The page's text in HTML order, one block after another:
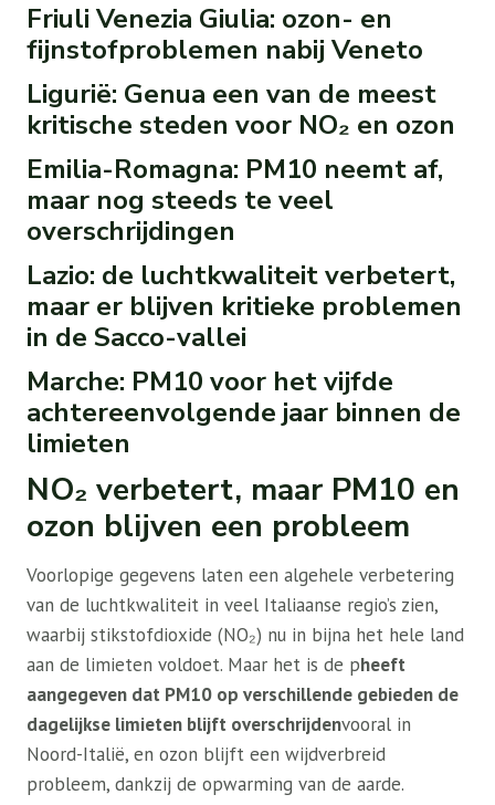
Friuli Venezia Giulia: ozon- en
fijnstofproblemen nabij Veneto
Ligurië: Genua een van de meest
kritische steden voor NO₂ en ozon
Emilia-Romagna: PM10 neemt af,
maar nog steeds te veel
overschrijdingen
Lazio: de luchtkwaliteit verbetert,
maar er blijven kritieke problemen
in de Sacco-vallei
Marche: PM10 voor het vijfde
achtereenvolgende jaar binnen de
limieten
NO₂ verbetert, maar PM10 en
ozon blijven een probleem
Voorlopige gegevens laten een algehele verbetering
van de luchtkwaliteit in veel Italiaanse regio’s zien,
waarbij stikstofdioxide (NO₂) nu in bijna het hele land
aan de limieten voldoet. Maar het is de pheeft
aangegeven dat PM10 op verschillende gebieden de
dagelijkse limieten blijft overschrijdenvooral in
Noord-Italië, en ozon blijft een wijdverbreid
probleem, dankzij de opwarming van de aarde.